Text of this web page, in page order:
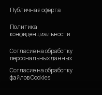
Публичная оферта
Политика
конфиденциальности
Согласие на обработку
файлов Cookies
Согласие на обработку
персональных данных